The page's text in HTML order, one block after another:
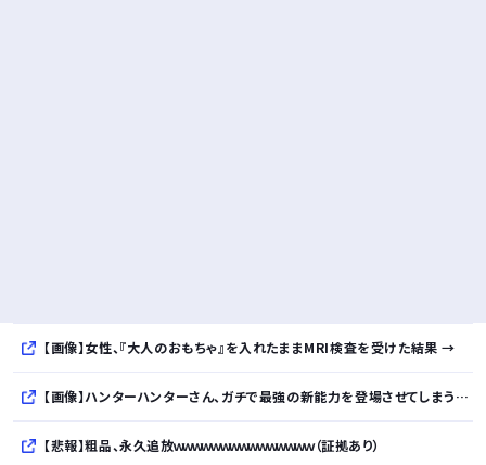
【画像】女性、『大人のおもちゃ』を入れたままMRI検査を受けた結果 →
【画像】ハンターハンターさん、ガチで最強の新能力を登場させてしまうｗｗｗｗｗｗｗ
【悲報】粗品、永久追放ｗｗｗｗｗｗｗｗｗｗｗｗｗｗｗ（証拠あり）